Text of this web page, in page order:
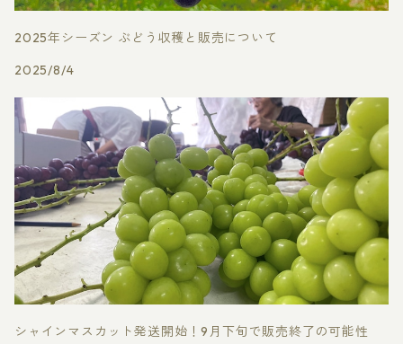
2025年シーズン ぶどう収穫と販売について
2025/8/4
シャインマスカット発送開始！9月下旬で販売終了の可能性